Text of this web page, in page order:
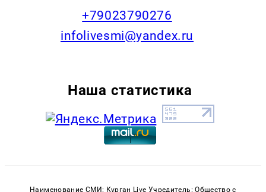
+79023790276
infolivesmi@yandex.ru
Наша статистика
Наименование СМИ: Курган Live Учредитель: Общество с